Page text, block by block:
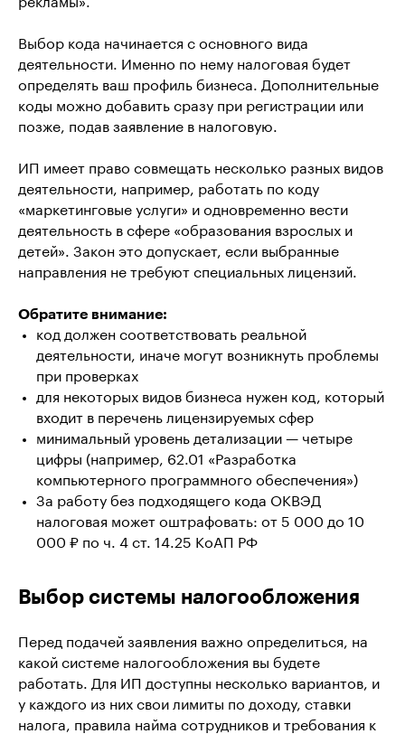
Выбор кода начинается с основного вида
деятельности. Именно по нему налоговая будет
определять ваш профиль бизнеса. Дополнительные
коды можно добавить сразу при регистрации или
позже, подав заявление в налоговую.
ИП имеет право совмещать несколько разных видов
деятельности, например, работать по коду
«маркетинговые услуги» и одновременно вести
деятельность в сфере «образования взрослых и
детей». Закон это допускает, если выбранные
направления не требуют специальных лицензий.
Обратите внимание:
код должен соответствовать реальной
деятельности, иначе могут возникнуть проблемы
при проверках
для некоторых видов бизнеса нужен код, который
входит в перечень лицензируемых сфер
минимальный уровень детализации — четыре
цифры (например, 62.01 «Разработка
компьютерного программного обеспечения»)
За работу без подходящего кода ОКВЭД
налоговая может оштрафовать: от 5 000 до 10
000 ₽ по ч. 4 ст. 14.25 КоАП РФ
Выбор системы налогообложения
Перед подачей заявления важно определиться, на
какой системе налогообложения вы будете
работать. Для ИП доступны несколько вариантов, и
у каждого из них свои лимиты по доходу, ставки
налога, правила найма сотрудников и требования к